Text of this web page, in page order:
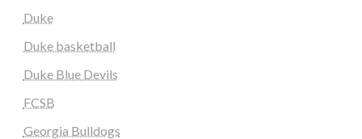
Duke
Duke basketball
Duke Blue Devils
FCSB
Georgia Bulldogs